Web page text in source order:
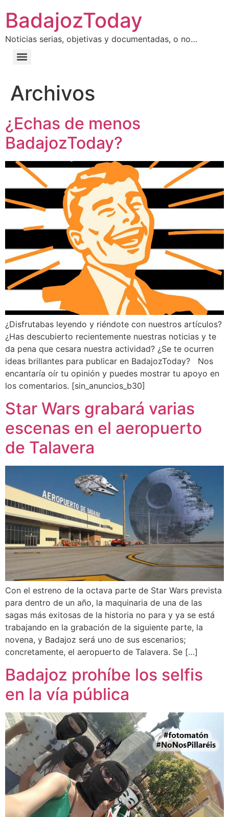
BadajozToday
Noticias serias, objetivas y documentadas, o no…
Archivos
¿Echas de menos
BadajozToday?
¿Disfrutabas leyendo y riéndote con nuestros artículos?
¿Has descubierto recientemente nuestras noticias y te
da pena que cesara nuestra actividad? ¿Se te ocurren
ideas brillantes para publicar en BadajozToday? Nos
encantaría oír tu opinión y puedes mostrar tu apoyo en
los comentarios. [sin_anuncios_b30]
Star Wars grabará varias
escenas en el aeropuerto
de Talavera
Con el estreno de la octava parte de Star Wars prevista
para dentro de un año, la maquinaria de una de las
sagas más exitosas de la historia no para y ya se está
trabajando en la grabación de la siguiente parte, la
novena, y Badajoz será uno de sus escenarios;
concretamente, el aeropuerto de Talavera. Se […]
Badajoz prohíbe los selfis
en la vía pública